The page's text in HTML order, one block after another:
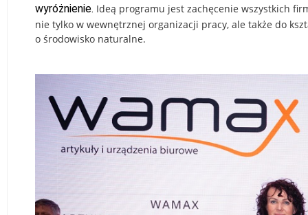
wyróżnienie. Ideą programu jest zachęcenie wszystkich
nie tylko w wewnętrznej organizacji pracy, ale także do
o środowisko naturalne.